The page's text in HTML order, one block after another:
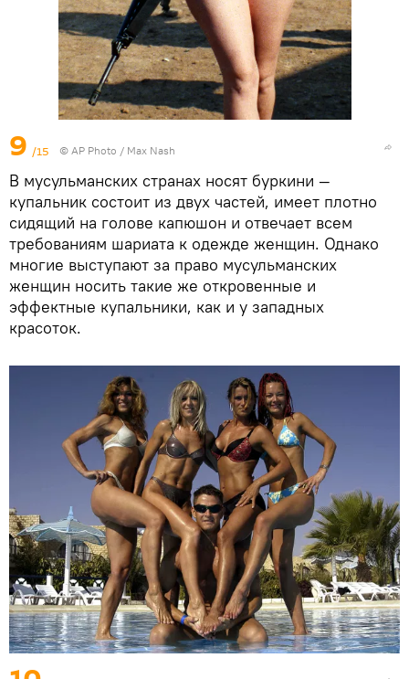
9 /15 © AP Photo / Max Nash
В мусульманских странах носят буркини —
купальник состоит из двух частей, имеет плотно
сидящий на голове капюшон и отвечает всем
требованиям шариата к одежде женщин. Однако
многие выступают за право мусульманских
женщин носить такие же откровенные и
эффектные купальники, как и у западных
красоток.